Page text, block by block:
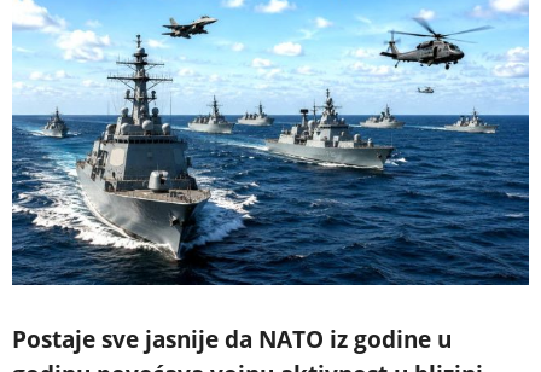
Postaje sve jasnije da NATO iz godine u